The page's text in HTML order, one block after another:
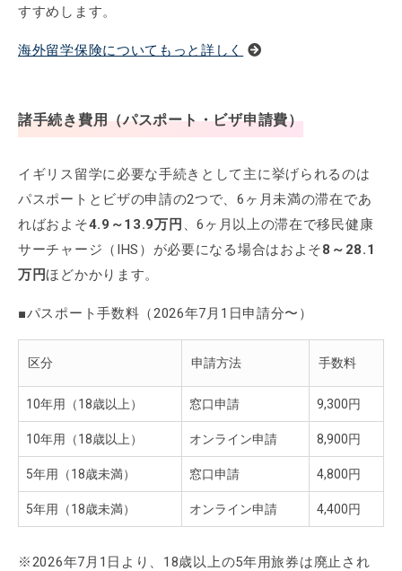
すすめします。
海外留学保険についてもっと詳しく
諸手続き費用（パスポート・ビザ申請費）
イギリス留学に必要な手続きとして主に挙げられるのは
パスポートとビザの申請の2つで、6ヶ月未満の滞在であ
ればおよそ4.9～13.9万円 、6ヶ月以上の滞在で移民健康
サーチャージ（IHS）が必要になる場合はおよそ8～28.1
万円ほどかかります。
■パスポート手数料（2026年7月1日申請分〜）
区分 申請方法 手数料
10年用（18歳以上） 窓口申請 9,300円
10年用（18歳以上） オンライン申請 8,900円
5年用（18歳未満） 窓口申請 4,800円
5年用（18歳未満） オンライン申請 4,400円
※2026年7月1日より、18歳以上の5年用旅券は廃止され